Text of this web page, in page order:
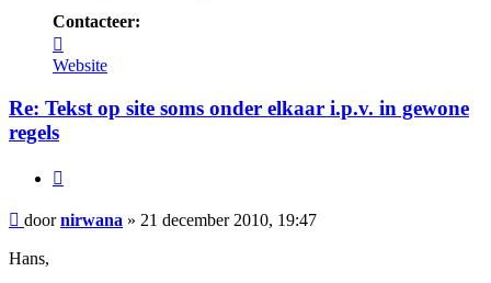
Contacteer:
nirwana
Website
Re: Tekst op site soms onder elkaar i.p.v. in gewone
regels
Bericht
doornirwana » 21 december 2010, 19:47
Hans,